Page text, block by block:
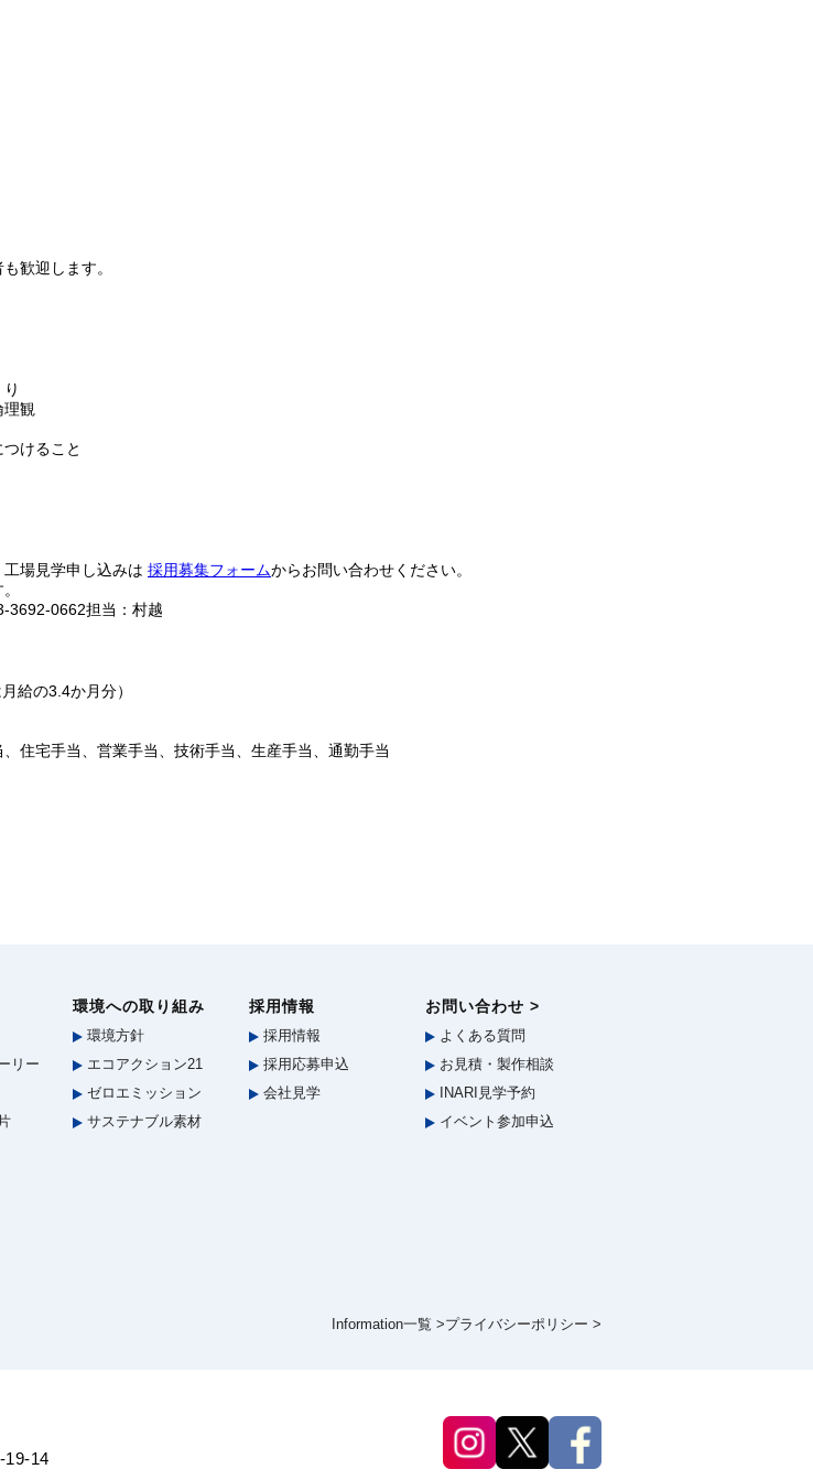
歓迎します。
観
けること
場見学申し込みは 採用募集フォームからお問い合わせください。
3692-0662担当：村越
給の3.4か月分）
住宅手当、営業手当、技術手当、生産手当、通勤手当
リー
環境への取り組み
環境方針
エコアクション21
ゼロエミッション
サステナブル素材
採用情報
採用情報
採用応募申込
会社見学
お問い合わせ >
よくある質問
お見積・製作相談
INARI見学予約
イベント参加申込
Information一覧 >プライバシーポリシー >
19-14